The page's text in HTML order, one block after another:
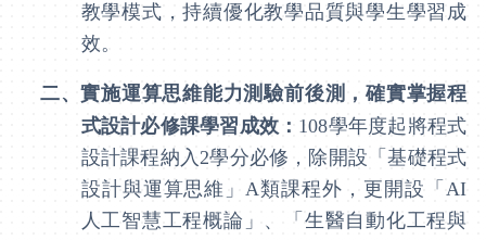
教學模式，持續優化教學品質與學生學習成
效。
二、實施運算思維能力測驗前後測，確實掌握程
式設計必修課學習成效： 108學年度起將程式
設計課程納入2學分必修，除開設「基礎程式
設計與運算思維」A類課程外，更開設「AI
人工智慧工程概論」、「生醫自動化工程與